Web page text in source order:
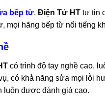
bếp từ, Điện Tử HT tự tin
mọi hãng bếp từ nổi tiếng
có trình độ tay nghề cao,
có khả năng sửa mọi lỗi
luôn được đánh giá cao.